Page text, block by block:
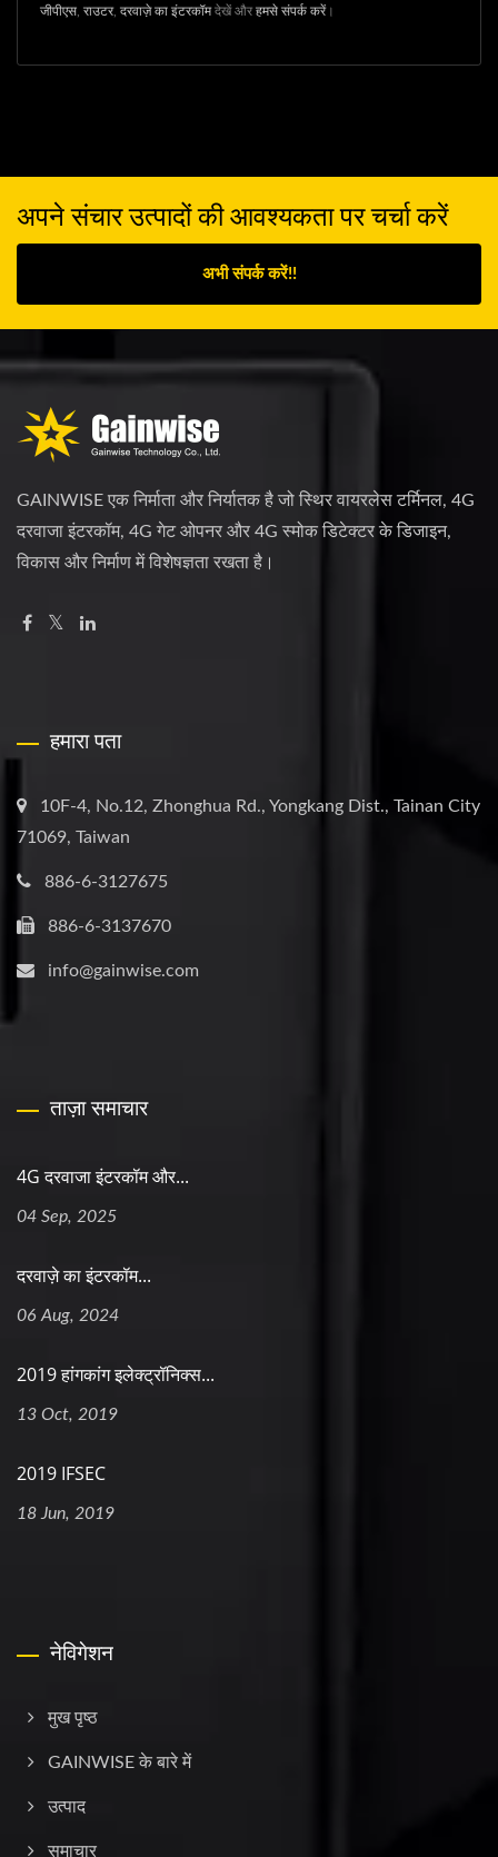
जीपीएस राउटर, दरवाज़े का इंटरकॉमदेखें और हमसे संपर्क करें।
अपने संचार उत्पादों की आवश्यकता पर चर्चा करें
अभी संपर्क करें!!
GAINWISE एक निर्माता और निर्यातक है जो स्थिर वायरलेस टर्मिनल, 4G
दरवाजा इंटरकॉम, 4G गेट ओपनर और 4G स्मोक डिटेक्टर के डिजाइन,
विकास और निर्माण में विशेषज्ञता रखता है।
हमारा पता
10F-4, No.12, Zhonghua Rd., Yongkang Dist., Tainan City
71069, Taiwan
886-6-3127675
886-6-3137670
info@gainwise.com
ताज़ा समाचार
4G दरवाजा इंटरकॉम और...
04 Sep, 2025
दरवाज़े का इंटरकॉम...
06 Aug, 2024
2019 हांगकांग इलेक्ट्रॉनिक्स...
13 Oct, 2019
2019 IFSEC
18 Jun, 2019
नेविगेशन
मुख पृष्ठ
GAINWISE के बारे में
उत्पाद
समाचार